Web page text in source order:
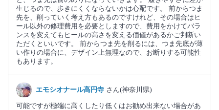
生じるので、歩きにくくならないかは心配です。 前からつま
先を、削っていく考え方もあるのですけれど、その場合はヒ
ール以外の修理費用を必要としますので、費用をかけてバラ
ンスを変えてもヒールの高さを変える価値があるかご判断い
ただくといいです。 前からつま先を削るには、つま先底が薄
い作りの場合に、デザイン上無理なので、お断りする可能性
もあります。
エモシオナール高円寺 さん(神奈川県)
可能ですが極端に高くしたり低くはお勧め出来ない場合があ